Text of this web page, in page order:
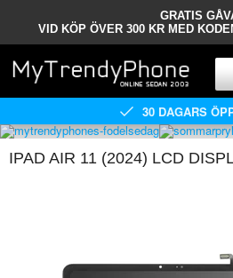
GRATIS
VID KÖP ÖVER 300 KR MED
30 DAGARS
IPAD AIR 11 (2024) LCD